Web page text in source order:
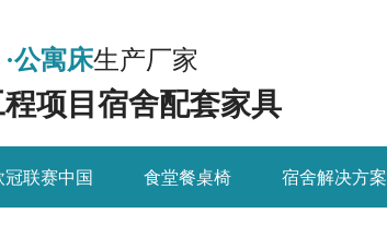
公寓床生产厂家
项目宿舍配套家具
冠联赛中国 食堂餐桌椅 宿舍解决方案